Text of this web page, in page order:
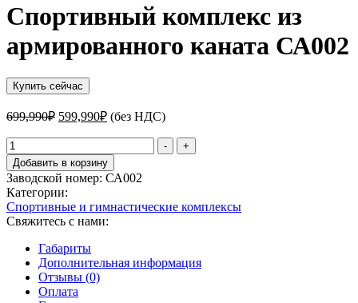
Спортивный комплекс из
армированного каната СА002
Купить сейчас
699,990₽ Первоначальная
составляла
699,990₽.
599,990₽Текущая
цена:
599,990₽.
(без НДС)
Количество
товара
Спортивный
комплекс
из
армированного
каната
СА002
-
+
Добавить в корзину
Заводской номер: СА002
Категории:
Спортивные и гимнастические комплексы
Свяжитесь с нами:
Габариты
Дополнительная информация
Отзывы (0)
Оплата